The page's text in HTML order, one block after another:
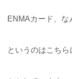
ENMAカード、な
というのはこちら